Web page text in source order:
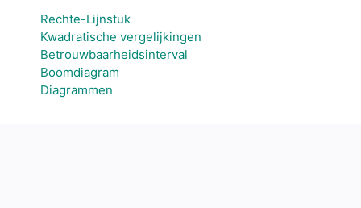
Rechte-Lijnstuk
Kwadratische vergelijkingen
Betrouwbaarheidsinterval
Boomdiagram
Diagrammen